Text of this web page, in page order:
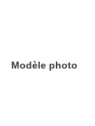
Modèle photo